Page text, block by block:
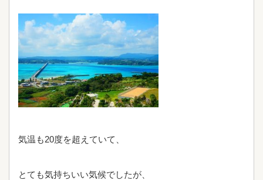
気温も20度を超えていて、
とても気持ちいい気候でしたが、